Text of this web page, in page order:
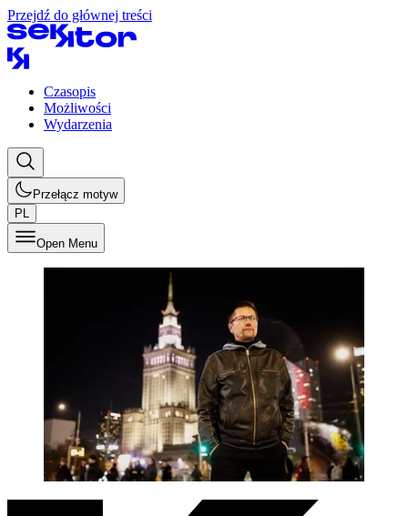
Przejdź do głównej treści
Czasopis
Możliwości
Wydarzenia
Przełącz motyw
PL
Open Menu